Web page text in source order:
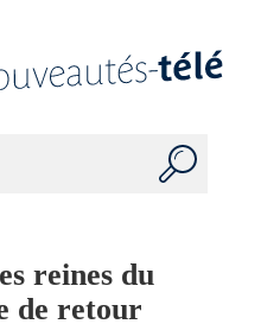
reines du
de retour